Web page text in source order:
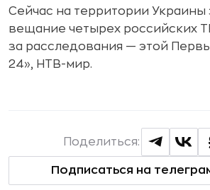
Сейчас на территории
вещание четырех российских
за расследования — этой
24», НТВ-мир.
Подписаться на
Поделиться: